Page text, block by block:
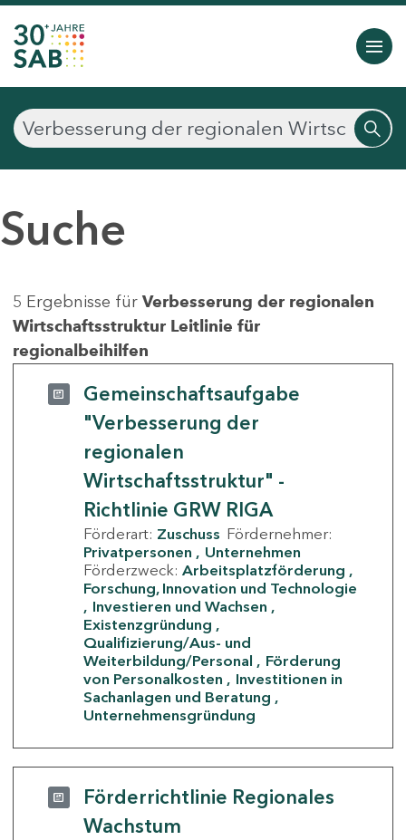
Suche
5 Ergebnisse für Verbesserung der regionalen
Wirtschaftsstruktur Leitlinie für
regionalbeihilfen
Gemeinschaftsaufgabe
"Verbesserung der
regionalen
Wirtschaftsstruktur" -
Richtlinie GRW RIGA
Förderart: Zuschuss Fördernehmer:
Privatpersonen
Unternehmen
Förderzweck: Arbeitsplatzförderung
Forschung, Innovation und Technologie
Investieren und Wachsen
Existenzgründung
Qualifizierung/Aus- und
Weiterbildung/Personal
Förderung
von Personalkosten
Investitionen in
Sachanlagen und Beratung
Unternehmensgründung
Förderrichtlinie Regionales
Wachstum